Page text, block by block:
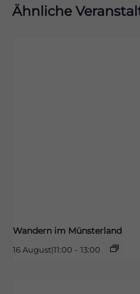
Ähnliche
Wandern im Münsterland
16 August|11:00 - 13:00